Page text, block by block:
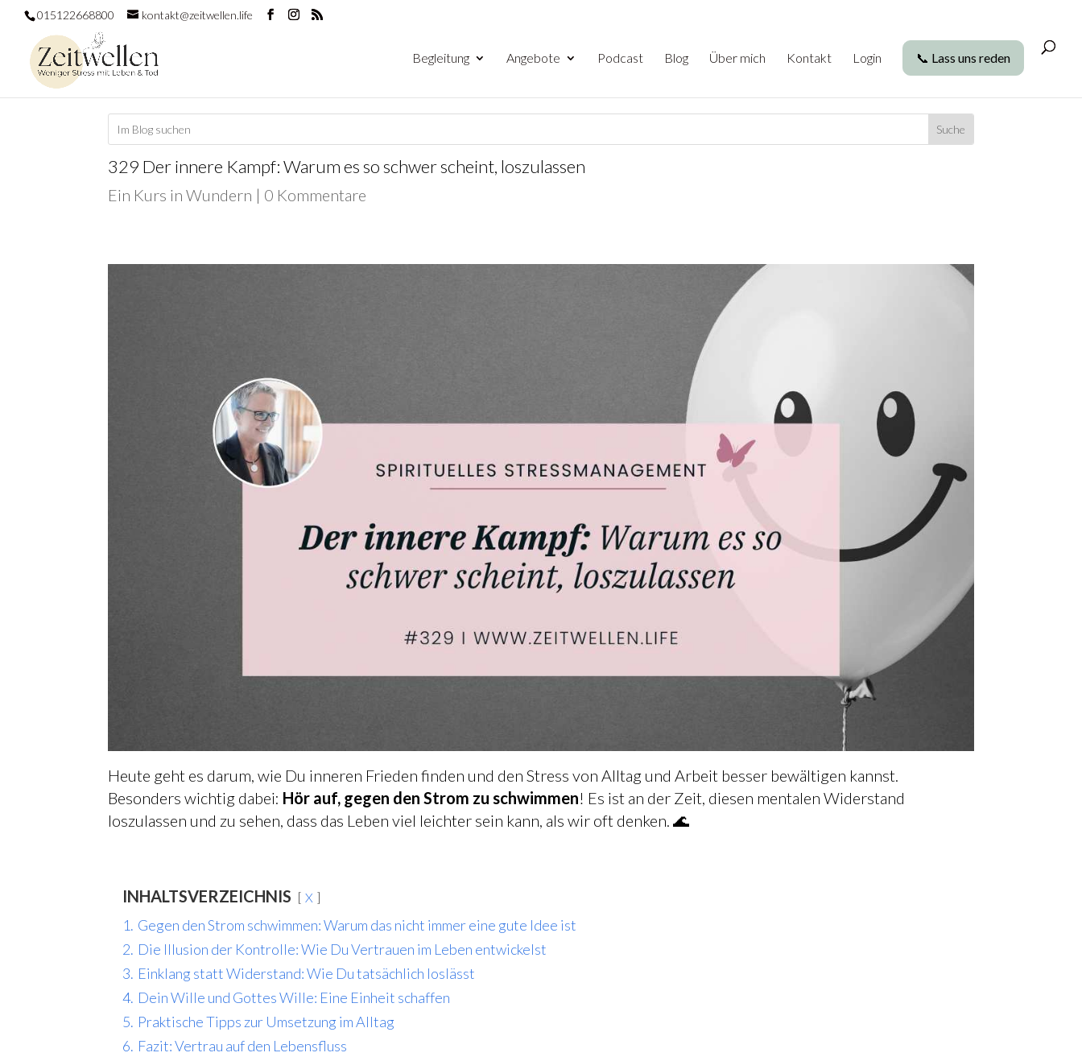
015122668800 kontakt@zeitwellen.life
Begleitung Angebote Podcast Blog Über mich Kontakt Login 📞 Lass uns reden
329 Der innere Kampf: Warum es so schwer scheint, loszulassen
Ein Kurs in Wundern | 0 Kommentare
Heute geht es darum, wie Du inneren Frieden finden und den Stress von Alltag und Arbeit besser bewältigen kannst.
Besonders wichtig dabei: Hör auf, gegen den Strom zu schwimmen! Es ist an der Zeit, diesen mentalen Widerstand
loszulassen und zu sehen, dass das Leben viel leichter sein kann, als wir oft denken. 🌊
INHALTSVERZEICHNIS X
1. Gegen den Strom schwimmen: Warum das nicht immer eine gute Idee ist
2. Die Illusion der Kontrolle: Wie Du Vertrauen im Leben entwickelst
3. Einklang statt Widerstand: Wie Du tatsächlich loslässt
4. Dein Wille und Gottes Wille: Eine Einheit schaffen
5. Praktische Tipps zur Umsetzung im Alltag
6. Fazit: Vertrau auf den Lebensfluss